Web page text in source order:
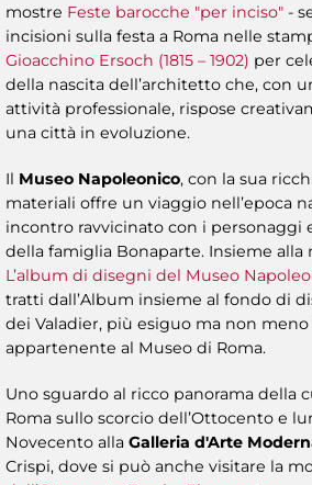
mostre Feste barocche "per inciso" -
incisioni sulla festa a Roma nelle
Gioacchino Ersoch (1815 – 1902) per
della nascita dell’architetto che, con
attività professionale, rispose
una città in evoluzione.
Il Museo Napoleonico, con la sua
materiali offre un viaggio nell’epoca
incontro ravvicinato con i personaggi
della famiglia Bonaparte. Insieme alla
L’album di disegni del Museo
tratti dall’Album insieme al fondo di
dei Valadier, più esiguo ma non
appartenente al Museo di Roma.
Uno sguardo al ricco panorama della
Roma sullo scorcio dell’Ottocento e
Novecento alla Galleria d'Arte
Crispi, dove si può anche visitare la